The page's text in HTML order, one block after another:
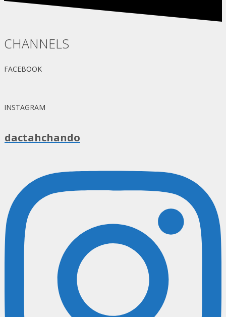
CHANNELS
FACEBOOK
INSTAGRAM
dactahchando